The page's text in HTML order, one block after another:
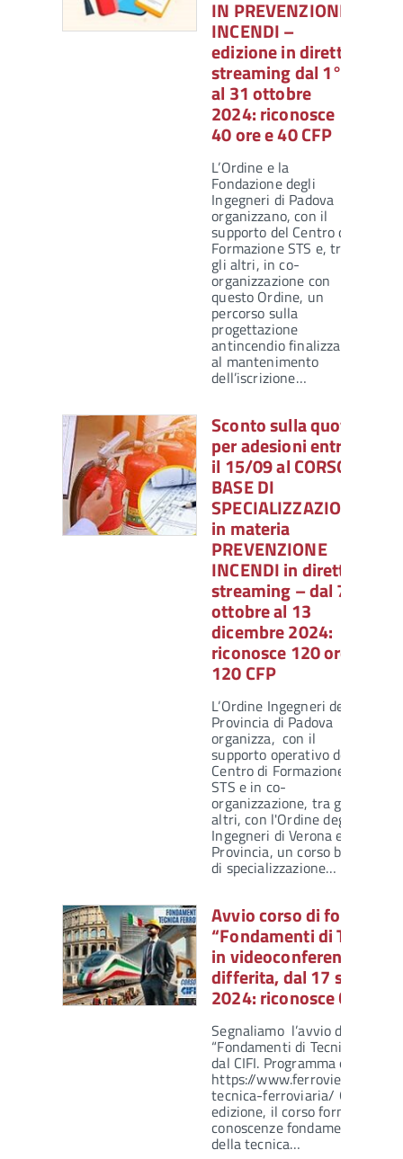
IN PREVENZIONE
INCENDI –
edizione in diretta
streaming dal 1°
al 31 ottobre
2024: riconosce
40 ore e 40 CFP
L’Ordine e la
Fondazione degli
Ingegneri di Padova
organizzano, con il
supporto del Centro di
Formazione STS e, tra
gli altri, in co-
organizzazione con
questo Ordine, un
percorso sulla
progettazione
antincendio finalizzato
al mantenimento
dell’iscrizione…
Sconto sulla quota
per adesioni entro
il 15/09 al CORSO
BASE DI
SPECIALIZZAZIONE
in materia
PREVENZIONE
INCENDI in diretta
streaming – dal 7
ottobre al 13
dicembre 2024:
riconosce 120 ore e
120 CFP
L’Ordine Ingegneri della
Provincia di Padova
organizza, con il
supporto operativo del
Centro di Formazione
STS e in co-
organizzazione, tra gli
altri, con l'Ordine degli
Ingegneri di Verona e
Provincia, un corso base
di specializzazione…
Avvio corso di
“Fondamenti di
in videoconferenza in
differita, dal 17
2024: riconosce CFP
Segnaliamo l’avvio del corso
“Fondamenti di Tecnica
dal CIFI. Programma e
https://
tecnica-ferroviaria/ Giunto
edizione, il corso fornisce ai
conoscenze fondamentali
della tecnica…